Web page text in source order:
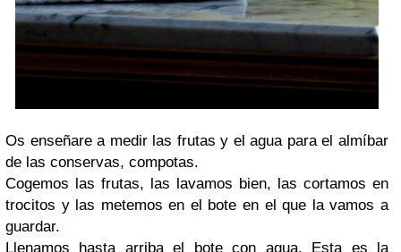
Os enseñare a medir las frutas y el agua para el almíbar
de las conservas, compotas.
Cogemos las frutas, las lavamos bien, las cortamos en
trocitos y las metemos en el bote en el que la vamos a
guardar.
Llenamos hasta arriba el bote con agua. Esta es la